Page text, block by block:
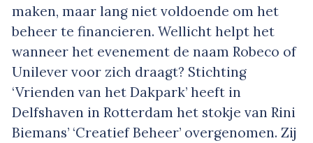
maken, maar lang niet voldoende om het
beheer te financieren. Wellicht helpt het
wanneer het evenement de naam Robeco of
Unilever voor zich draagt? Stichting
‘Vrienden van het Dakpark’ heeft in
Delfshaven in Rotterdam het stokje van Rini
Biemans’ ‘Creatief Beheer’ overgenomen. Zij